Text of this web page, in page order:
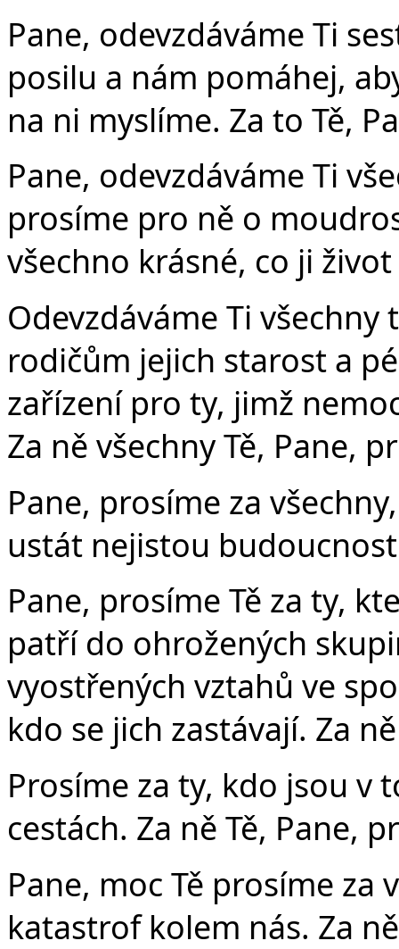
Pane, odevzdáváme Ti
posilu a nám pomáhej,
na ni myslíme. Za to Tě,
Pane, odevzdáváme Ti
prosíme pro ně o
všechno krásné, co ji
Odevzdáváme Ti
rodičům jejich starost a
zařízení pro ty, jimž
Za ně všechny Tě, Pane,
Pane, prosíme za
ustát nejistou
Pane, prosíme Tě za ty,
patří do ohrožených
vyostřených vztahů ve
kdo se jich zastávají. Za
Prosíme za ty, kdo jsou v
cestách. Za ně Tě, Pane,
Pane, moc Tě prosíme
katastrof kolem nás. Za